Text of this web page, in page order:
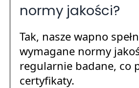
normy jakości?
Tak, nasze wapno
wymagane normy
regularnie badane, co
certyfikaty.